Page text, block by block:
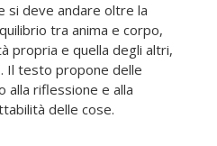
si deve andare oltre la
tra anima e corpo,
propria e quella degli altri,
Il testo propone delle
alla riflessione e alla
delle cose.